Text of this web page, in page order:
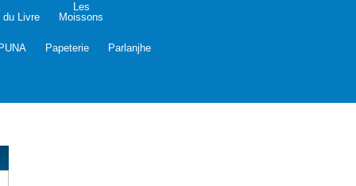
du Livre
Les
Moissons
Papeterie Parlanjhe